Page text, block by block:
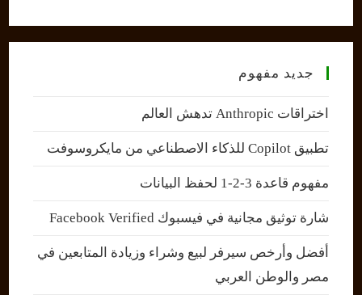
جديد مفهوم
اختراقات Anthropic تدهش العالم
تطبيق Copilot للذكاء الاصطناعي من مايكروسوفت
مفهوم قاعدة 3-2-1 لحفظ البيانات
شارة توثيق مجانية في فيسبوك Facebook Verified
أفضل وأرخص سيرفر لبيع وشراء وزيادة المتابعين في
مصر والوطن العربي